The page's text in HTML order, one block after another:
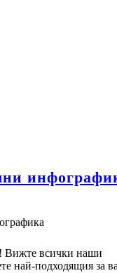
Вижте всички наши
най-подходящия за